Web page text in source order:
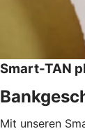
Smart-TAN
Mit unseren